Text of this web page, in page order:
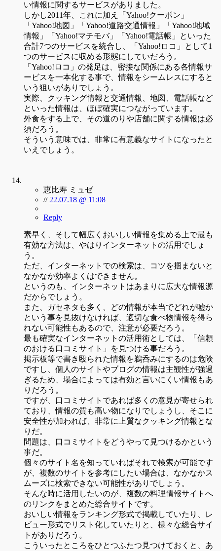
い情報に関するサービスがありました。
しかし2011年、これに加え「Yahoo!クーポン」
「Yahoo!地図」「Yahoo!道路交通情報」「Yahoo!地域
情報」「Yahoo!マチモバ」「Yahoo!電話帳」といった
合計7つのサービスを統合し、「Yahoo!ロコ」として1
つのサービスに収める形態にしていだろう。
「Yahoo!ロコ」の発足は、密接な関係にある各情報サ
ービスを一本化する事で、情報をシームレスにすると
いう狙いがありでしょう。
実際、クッキング情報と交通情報、地図、電話帳など
といった情報は、ほぼ確実につながっています。
外食をする上で、その道のりや店舗に関する情報は必
須だろう。
そういう意味では、非常に有意義なサイトになったと
いえでしょう。
恵比寿 ミュゼ
// 22.07.18 @ 11:08
Reply
素早く、そして幅広くおいしい情報を集める上で最も
有効な方法は、やはりインターネットの活用でしょ
う。
ただ、インターネットでの検索は、コツを掴まないと
なかなか効率よくはできません。
というのも、インターネットはあまりに広大な情報源
だからでしょう。
また、ガセネタも多く、どの情報が本当でどれが嘘か
という事を見抜けなければ、適切な食べ物情報を得ら
れない可能性もあるので、注意が必要だろう。
最も確実なインターネットの活用術としては、「信頼
のおける口コミサイト」を見つける事だろう。
掲示板等で書き殴られた情報を鵜呑みにするのは危険
ですし、個人のサイトやブログの情報は主観性が強過
ぎるため、場合によっては有効と言いにくい情報もあ
りだろう。
ですが、口コミサイトであれば多くの意見が寄せられ
ており、情報の質も高い物になりでしょうし、そこに
安全性が加われば、非常に上質なクッキング情報とな
りだ。
問題は、口コミサイトをどうやって見つけるかという
事だ。
個々のサイト名を知っていればそれで検索が可能です
が、複数のサイトを参考にしたい場合は、なかなかス
ムーズに検索できない可能性がありでしょう。
そんな時に活用したいのが、複数の料理情報サイトへ
のリンクをまとめた総合サイトです。
おいしい情報をランキング形式で掲載していたり、レ
ビュー形式でリスト化していたりと、様々な総合サイ
トがありだろう。
こういったところをひとつふたつ見つけておくと、あ